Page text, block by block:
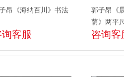
昂《海纳百川》书法
询客服
郭子昂《
荫》两平
咨询客